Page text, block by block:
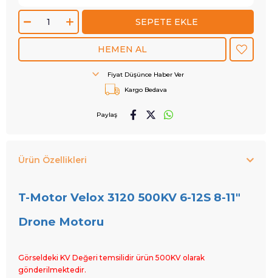
Fiyat Düşünce Haber Ver
Kargo Bedava
Paylaş
Ürün Özellikleri
T-Motor Velox 3120 500KV 6-12S 8-11"
Drone Motoru
Görseldeki KV Değeri temsilidir ürün 500KV olarak
gönderilmektedir.